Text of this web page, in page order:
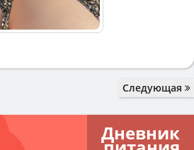
Следующая
Дневник